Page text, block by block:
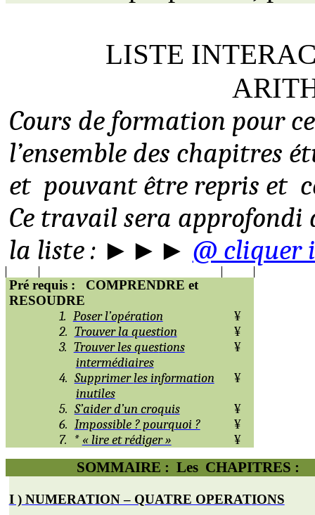
LISTE
Cours de formation pour
l’ensemble des chapitres
et pouvant être repris et
Ce travail sera approfondi
la liste : ►►► @ cliquer
Pré requis :
COMPRENDRE et
RESOUDRE
1. Poser l’opération ¥
2. Trouver la question ¥
3. Trouver les questions
intermédiaires
¥
4. Supprimerles information
inutiles
¥
5. S’aiderd’un croquis ¥
6. Impossible ? pourquoi ? ¥
7. * « lire et rédiger » ¥
SOMMAIRE : Les CHAPITRES :
I )NUMERATION – QUATRE OPERATIONS